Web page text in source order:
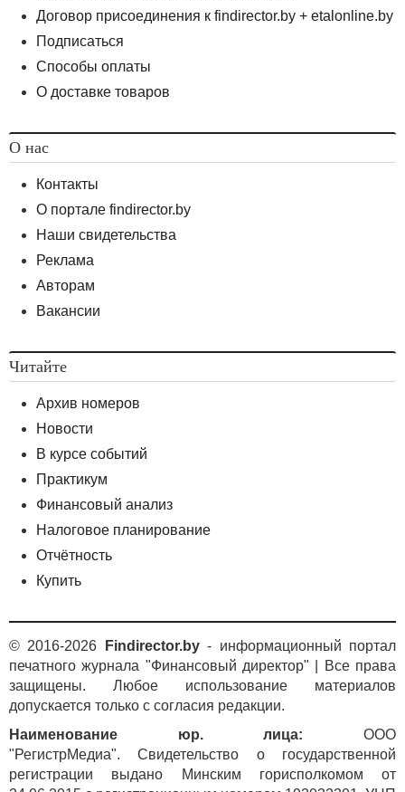
Договор присоединения к findirector.by + etalonline.by
Подписаться
Способы оплаты
О доставке товаров
О нас
Контакты
О портале findirector.by
Наши свидетельства
Реклама
Авторам
Вакансии
Читайте
Архив номеров
Новости
В курсе событий
Практикум
Финансовый анализ
Налоговое планирование
Отчётность
Купить
© 2016-2026 Findirector.by- информационный портал
печатного журнала "Финансовый директор" | Все права
защищены. Любое использование материалов
допускается только с согласия редакции.
Наименование юр. лица: ООО
"РегистрМедиа". Свидетельство о государственной
регистрации выдано Минским горисполкомом от